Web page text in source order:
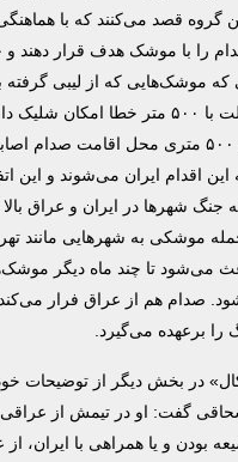
گروه قصد می‌کنند که با
را با موشک هدف قرار دهند و
که موشک‌هایی که از لیبی گرفته
نبودند و در بهترین حالت با ۵۰۰ متر خطا
که شلیک می‌شود در ۵۰۰ متری محل اقامت
اقدام ایران می‌شوند و این
شهرها در ایران و عراق بالا
موشکی به شهرهایی مانند
می‌شود تا چند ماه دیگر
صدام هم از عراق فرار می‌کند
برعهده می‌گیرد.
در بخش دیگر از توضیحات خود
گفت: او در تیمش از
بودن و یا همراهی با ایران،